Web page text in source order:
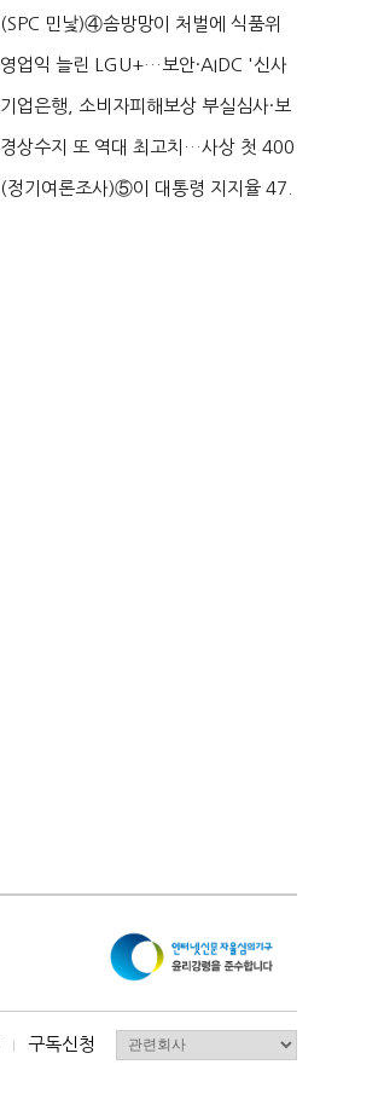
로이터에 성명...
(SPC 민낯)④솜방망이 처벌에 식품위
생법 위반 반복...
영업익 늘린 LGU+…보안·AIDC '신사
업 드라이브'...
기업은행, 소비자피해보상 부실심사·보
이스피싱 공시 ...
경상수지 또 역대 최고치…사상 첫 400
억달러에 '3% 성...
(정기여론조사)⑤이 대통령 지지율 47.
I 구독신청